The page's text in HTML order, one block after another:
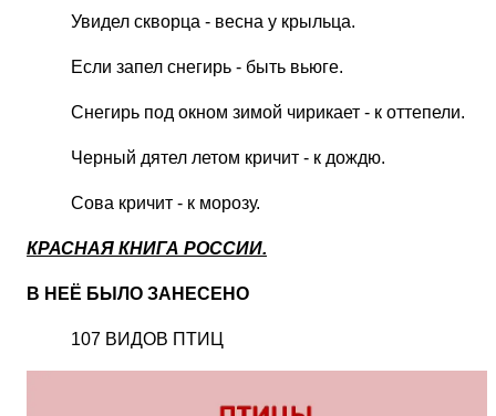
Увидел скворца - весна у крыльца.
Если запел снегирь - быть вьюге.
Снегирь под окном зимой чирикает - к оттепели.
Черный дятел летом кричит - к дождю.
Сова кричит - к морозу.
КРАСНАЯ КНИГА РОССИИ.
В НЕЁ БЫЛО ЗАНЕСЕНО
107 ВИДОВ ПТИЦ